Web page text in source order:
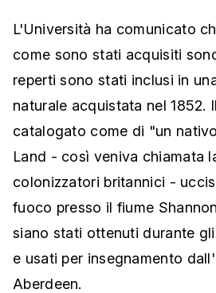
L'Università ha comunicato
come sono stati acquisiti
reperti sono stati inclusi in
naturale acquistata nel 1852.
catalogato come di "un
Land - così veniva chiamata
colonizzatori britannici -
fuoco presso il fiume
siano stati ottenuti durante
e usati per insegnamento
Aberdeen.